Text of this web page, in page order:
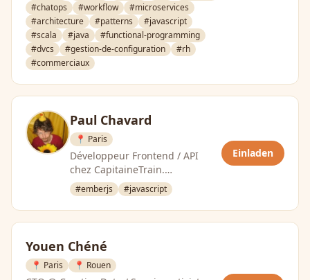
#chatops
#workflow
#microservices
#architecture
#patterns
#javascript
#scala
#java
#functional-programming
#dvcs
#gestion-de-configuration
#rh
#commerciaux
Paul Chavard
📍 Paris
Développeur Frontend / API
chez CapitaineTrain.
Contributeur sur le projet
EmberJS
#emberjs #javascript
Einladen
Youen Chéné
📍 Paris 📍 Rouen